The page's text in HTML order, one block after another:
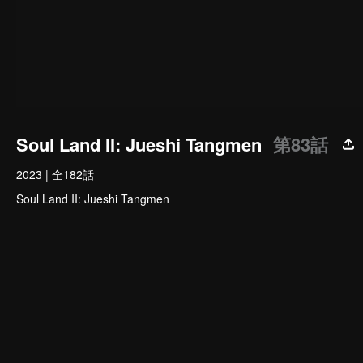
Soul Land II: Jueshi Tangmen 第83話
2023 | 全182話
Soul Land II: Jueshi Tangmen